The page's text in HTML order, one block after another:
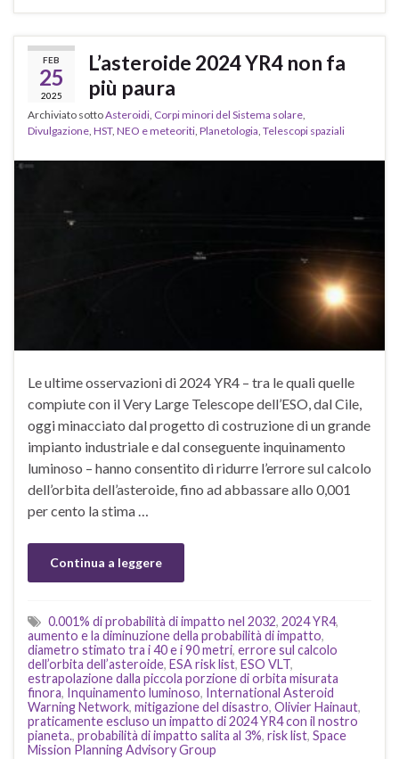
FEB
25
2025
L’asteroide 2024 YR4 non fa
più paura
Archiviato sottoAsteroidi Corpi minori del Sistema solare
Divulgazione HST, NEO e meteoriti Planetologia Telescopi spaziali
Le ultime osservazioni di 2024 YR4 – tra le quali quelle
compiute con il Very Large Telescope dell’ESO, dal Cile,
oggi minacciato dal progetto di costruzione di un grande
impianto industriale e dal conseguente inquinamento
luminoso – hanno consentito di ridurre l’errore sul calcolo
dell’orbita dell’asteroide, fino ad abbassare allo 0,001
per cento la stima …
Continua a leggere
0.001% di probabilità di impatto nel 2032, 2024 YR4,
aumento e la diminuzione della probabilità di impatto,
diametro stimato tra i 40 e i 90 metri, errore sul calcolo
dell’orbita dell’asteroide, ESA risk list, ESO VLT,
estrapolazione dalla piccola porzione di orbita misurata
finora, Inquinamento luminoso, International Asteroid
Warning Network, mitigazione del disastro, Olivier Hainaut,
praticamente escluso un impatto di 2024 YR4 con il nostro
pianeta., probabilità di impatto salita al 3%, risk list, Space
Mission Planning Advisory Group